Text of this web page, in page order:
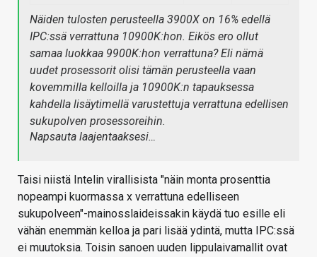
Näiden tulosten perusteella 3900X on 16% edellä
IPC:ssä verrattuna 10900K:hon. Eikös ero ollut
samaa luokkaa 9900K:hon verrattuna? Eli nämä
uudet prosessorit olisi tämän perusteella vaan
kovemmilla kelloilla ja 10900K:n tapauksessa
kahdella lisäytimellä varustettuja verrattuna edellisen
sukupolven prosessoreihin.
Napsauta laajentaaksesi…
Taisi niistä Intelin virallisista "näin monta prosenttia
nopeampi kuormassa x verrattuna edelliseen
sukupolveen"-mainosslaideissakin käydä tuo esille eli
vähän enemmän kelloa ja pari lisää ydintä, mutta IPC:ssä
ei muutoksia. Toisin sanoen uuden lippulaivamallit ovat